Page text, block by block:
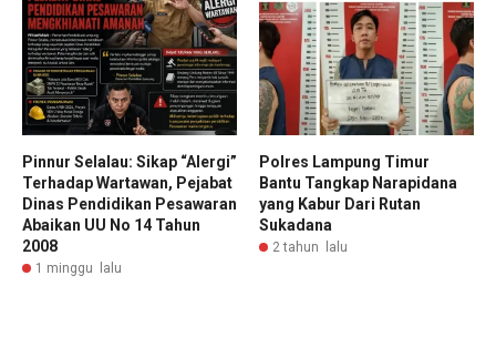
Pinnur Selalau: Sikap “Alergi”
Terhadap Wartawan, Pejabat
Dinas Pendidikan Pesawaran
Abaikan UU No 14 Tahun
2008
1 minggu lalu
Polres Lampung Timur
Bantu Tangkap Narapidana
yang Kabur Dari Rutan
Sukadana
2 tahun lalu